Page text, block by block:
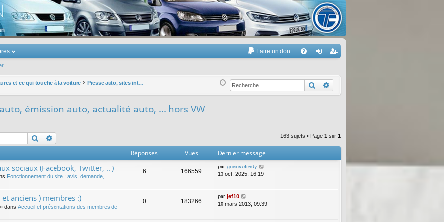
Touran
Faire un don
Q ne
xi
nr
eg
r
et ce qui touche à la voiture Presse auto, sites internet auto, émission auto, actualité auto, ... hors VW Rechercher
émission auto, actualité auto, ... hors VW
Rechercher 163 sujets • Page 1 sur 1
Réponses Vues Dernier message
sociaux (Facebook, Twitter, ...)
Fonctionnement du site : avis, demande,
6 166559
par gnanvofredy
13 oct. 2025, 16:19
anciens ) membres :)
» dans Accueil et présentations des membres de
0 183266
par jef10
10 mars 2013, 09:39